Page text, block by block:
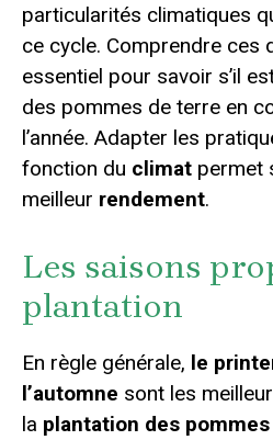
particularités climatiques
ce cycle. Comprendre ces
essentiel pour savoir s’il
des pommes de terre en
l’année. Adapter les
fonction du climat permet
meilleur rendement.
Les saisons
plantation
En règle générale, le
l’automne sont les
la plantation des